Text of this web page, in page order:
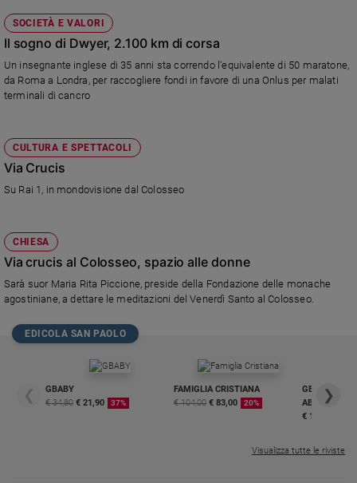
SOCIETÀ E VALORI
Il sogno di Dwyer, 2.100 km di corsa
Un insegnante inglese di 35 anni sta correndo l'equivalente di 50 maratone,
da Roma a Londra, per raccogliere fondi in favore di una Onlus per malati
terminali di cancro
CULTURA E SPETTACOLI
Via Crucis
Su Rai 1, in mondovisione dal Colosseo
CHIESA
Via crucis al Colosseo, spazio alle donne
Sarà suor Maria Rita Piccione, preside della Fondazione delle monache
agostiniane, a dettare le meditazioni del Venerdì Santo al Colosseo.
EDICOLA SAN PAOLO
❮
GBABY
€ 34,80 € 21,90 37%
FAMIGLIA CRISTIANA
€ 104,00 € 83,00 20%
GBABY
€ 16,99
❯
Visualizza tutte le riviste